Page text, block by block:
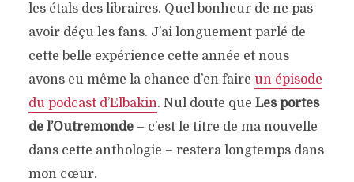
les étals des libraires. Quel bonheur de ne pas
avoir déçu les fans. J’ai longuement parlé de
cette belle expérience cette année et nous
avons eu même la chance d’en faire un épisode
du podcast d’Elbakin. Nul doute que Les portes
de l’Outremonde– c’est le titre de ma nouvelle
dans cette anthologie – restera longtemps dans
mon cœur.